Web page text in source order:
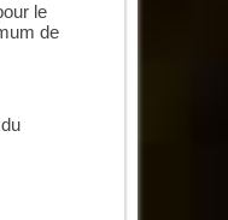
le
de